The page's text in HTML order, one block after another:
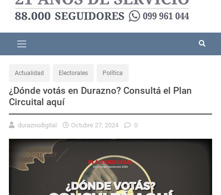
Actualidad Electorales Política
¿Dónde votás en Durazno? Consultá el Plan
Circuital aquí
duraznodigital Octubre 27, 2024 0